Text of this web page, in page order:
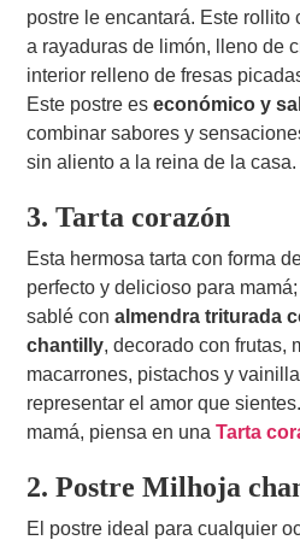
postre le encantará. Este rollito
a rayaduras de limón, lleno de
interior relleno de fresas
Este postre eseconómico y
combinar sabores y
sin aliento a la reina de la casa.
3. Tarta corazón
Esta hermosa tarta con forma
perfecto y delicioso para
sablé conalmendra triturada
chantilly, decorado con frutas,
macarrones, pistachos y
representar el amor que
mamá, piensa en unaTarta
2. Postre Milhoja
El postre ideal para cualquier